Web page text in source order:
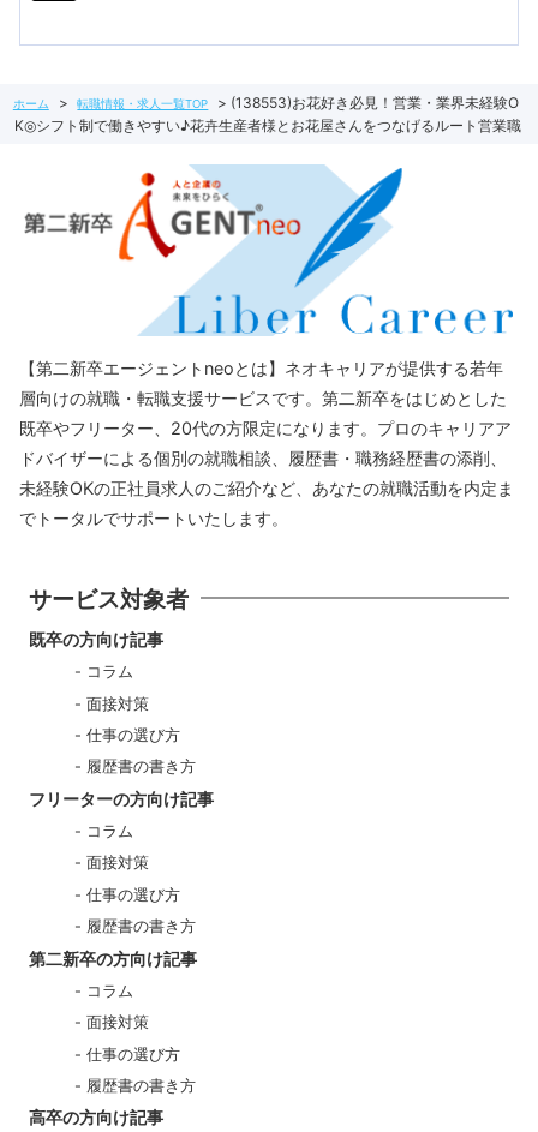
ホーム 転職情報・求人一覧TOP
(138553)お花好き必見！営業・業界未経験O
K◎シフト制で働きやすい♪花卉生産者様とお花屋さんをつなげるルート営業職
【第二新卒エージェントneoとは】ネオキャリアが提供する若年
層向けの就職・転職支援サービスです。第二新卒をはじめとした
既卒やフリーター、20代の方限定になります。プロのキャリアア
ドバイザーによる個別の就職相談、履歴書・職務経歴書の添削、
未経験OKの正社員求人のご紹介など、あなたの就職活動を内定ま
でトータルでサポートいたします。
サービス対象者
既卒の方向け記事
コラム
面接対策
仕事の選び方
履歴書の書き方
フリーターの方向け記事
コラム
面接対策
仕事の選び方
履歴書の書き方
第二新卒の方向け記事
コラム
面接対策
仕事の選び方
履歴書の書き方
高卒の方向け記事